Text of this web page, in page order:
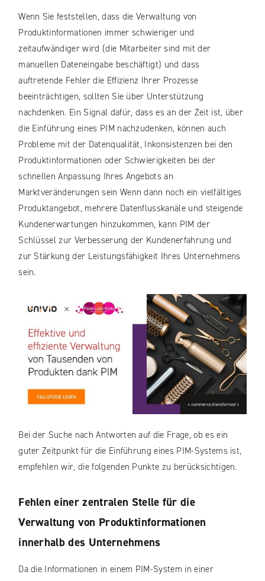
Wenn Sie feststellen, dass die Verwaltung von
Produktinformationen immer schwieriger und
zeitaufwändiger wird (die Mitarbeiter sind mit der
manuellen Dateneingabe beschäftigt) und dass
auftretende Fehler die Effizienz Ihrer Prozesse
beeinträchtigen, sollten Sie über Unterstützung
nachdenken. Ein Signal dafür, dass es an der Zeit ist, über
die Einführung eines PIM nachzudenken, können auch
Probleme mit der Datenqualität, Inkonsistenzen bei den
Produktinformationen oder Schwierigkeiten bei der
schnellen Anpassung Ihres Angebots an
Marktveränderungen sein Wenn dann noch ein vielfältiges
Produktangebot, mehrere Datenflusskanäle und steigende
Kundenerwartungen hinzukommen, kann PIM der
Schlüssel zur Verbesserung der Kundenerfahrung und
zur Stärkung der Leistungsfähigkeit Ihres Unternehmens
sein.
Bei der Suche nach Antworten auf die Frage, ob es ein
guter Zeitpunkt für die Einführung eines PIM-Systems ist,
empfehlen wir, die folgenden Punkte zu berücksichtigen.
Fehlen einer zentralen Stelle für die
Verwaltung von Produktinformationen
innerhalb des Unternehmens
Da die Informationen in einem PIM-System in einer